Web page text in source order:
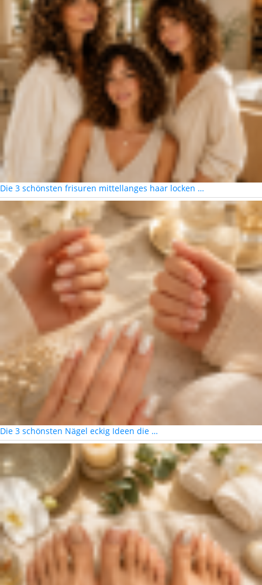
Die 3 schönsten frisuren mittellanges haar locken …
Die 3 schönsten Nägel eckig Ideen die …